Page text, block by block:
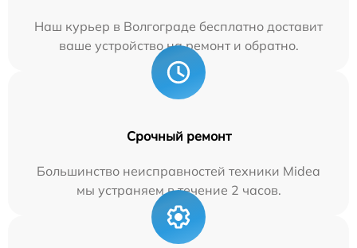
Наш курьер в Волгограде бесплатно доставит
ваше устройство на ремонт и обратно.
Срочный ремонт
Большинство неисправностей техники Midea
мы устраняем в течение 2 часов.